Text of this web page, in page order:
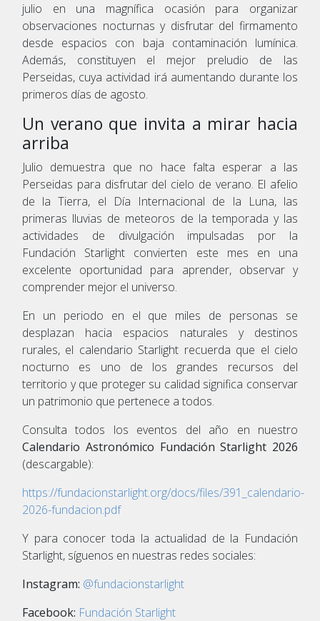
julio en una magnífica ocasión para organizar
observaciones nocturnas y disfrutar del firmamento
desde espacios con baja contaminación lumínica.
Además, constituyen el mejor preludio de las
Perseidas, cuya actividad irá aumentando durante los
primeros días de agosto.
Un verano que invita a mirar hacia
arriba
Julio demuestra que no hace falta esperar a las
Perseidas para disfrutar del cielo de verano. El afelio
de la Tierra, el Día Internacional de la Luna, las
primeras lluvias de meteoros de la temporada y las
actividades de divulgación impulsadas por la
Fundación Starlight convierten este mes en una
excelente oportunidad para aprender, observar y
comprender mejor el universo.
En un periodo en el que miles de personas se
desplazan hacia espacios naturales y destinos
rurales, el calendario Starlight recuerda que el cielo
nocturno es uno de los grandes recursos del
territorio y que proteger su calidad significa conservar
un patrimonio que pertenece a todos.
Consulta todos los eventos del año en nuestro
Calendario Astronómico Fundación Starlight 2026
(descargable):
https://fundacionstarlight.org/docs/files/391_calendario-
2026-fundacion.pdf
Y para conocer toda la actualidad de la Fundación
Starlight, síguenos en nuestras redes sociales:
Instagram: @fundacionstarlight
Facebook: Fundación Starlight